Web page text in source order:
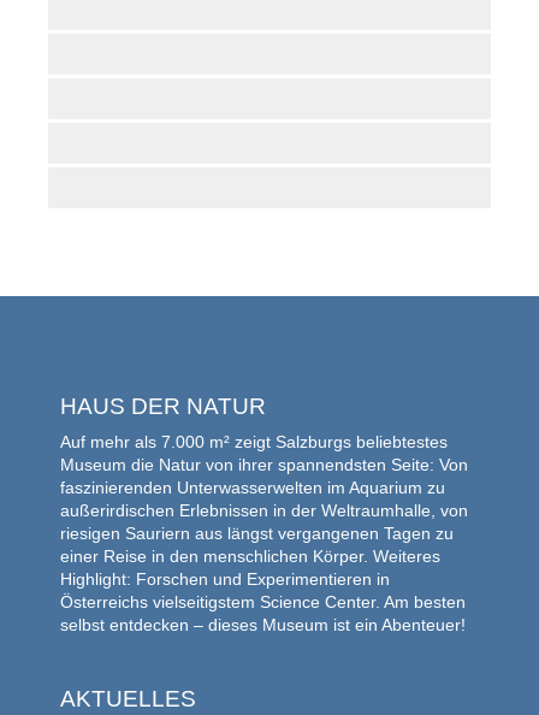
HAUS DER NATUR
Auf mehr als 7.000 m² zeigt Salzburgs beliebtestes
Museum die Natur von ihrer spannendsten Seite: Von
faszinierenden Unterwasserwelten im Aquarium zu
außerirdischen Erlebnissen in der Weltraumhalle, von
riesigen Sauriern aus längst vergangenen Tagen zu
einer Reise in den menschlichen Körper. Weiteres
Highlight: Forschen und Experimentieren in
Österreichs vielseitigstem Science Center. Am besten
selbst entdecken – dieses Museum ist ein Abenteuer!
AKTUELLES